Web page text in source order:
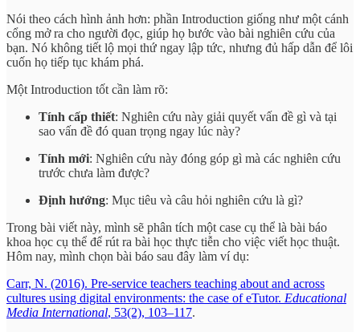
Nói theo cách hình ảnh hơn: phần Introduction giống như một cánh
cổng mở ra cho người đọc, giúp họ bước vào bài nghiên cứu của
bạn. Nó không tiết lộ mọi thứ ngay lập tức, nhưng đủ hấp dẫn để lôi
cuốn họ tiếp tục khám phá.
Một Introduction tốt cần làm rõ:
Tính cấp thiết: Nghiên cứu này giải quyết vấn đề gì và tại
sao vấn đề đó quan trọng ngay lúc này?
Tính mới: Nghiên cứu này đóng góp gì mà các nghiên cứu
trước chưa làm được?
Định hướng: Mục tiêu và câu hỏi nghiên cứu là gì?
Trong bài viết này, mình sẽ phân tích một case cụ thể là bài báo
khoa học cụ thể để rút ra bài học thực tiễn cho việc viết học thuật.
Hôm nay, mình chọn bài báo sau đây làm ví dụ:
Carr, N. (2016). Pre-service teachers teaching about and across
cultures using digital environments: the case of eTutor. Educational
Media International, 53(2), 103–117.